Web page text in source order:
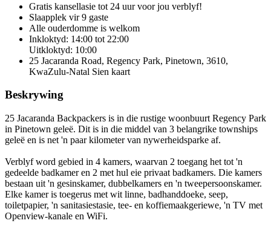
Gratis kansellasie tot 24 uur voor jou verblyf!
Slaapplek vir 9 gaste
Alle ouderdomme is welkom
Inkloktyd: 14:00 tot 22:00
Uitkloktyd: 10:00
25 Jacaranda Road, Regency Park, Pinetown, 3610,
KwaZulu-Natal Sien kaart
Beskrywing
25 Jacaranda Backpackers is in die rustige woonbuurt Regency Park
in Pinetown geleë. Dit is in die middel van 3 belangrike townships
geleë en is net 'n paar kilometer van nywerheidsparke af.
Verblyf word gebied in 4 kamers, waarvan 2 toegang het tot 'n
gedeelde badkamer en 2 met hul eie privaat badkamers. Die kamers
bestaan uit 'n gesinskamer, dubbelkamers en 'n tweepersoonskamer.
Elke kamer is toegerus met wit linne, badhanddoeke, seep,
toiletpapier, 'n sanitasiestasie, tee- en koffiemaakgeriewe, 'n TV met
Openview-kanale en WiFi.